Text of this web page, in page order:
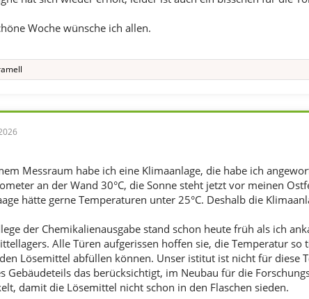
Woche wünsche ich allen.
Messraum habe ich eine Klimaanlage, die habe ich
an der Wand 30°C, die Sonne steht jetzt vor meinen
hätte gerne Temperaturen unter 25°C. Deshalb die
der Chemikalienausgabe stand schon heute früh als ich
Alle Türen aufgerissen hoffen sie, die Temperatur
Lösemittel abfüllen können. Unser istitut ist nicht für diese
Gebäudeteils das berücksichtigt, im Neubau für die
damit die Lösemittel nicht schon in den Flaschen sieden.